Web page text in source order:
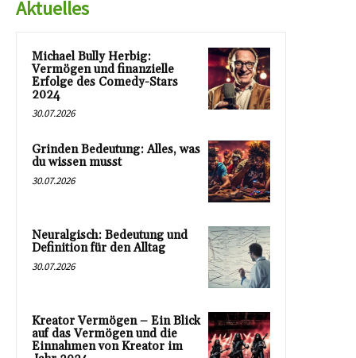
Aktuelles
Michael Bully Herbig:
Vermögen und finanzielle
Erfolge des Comedy-Stars
2024
30.07.2026
Grinden Bedeutung: Alles, was
du wissen musst
30.07.2026
Neuralgisch: Bedeutung und
Definition für den Alltag
30.07.2026
Kreator Vermögen – Ein Blick
auf das Vermögen und die
Einnahmen von Kreator im